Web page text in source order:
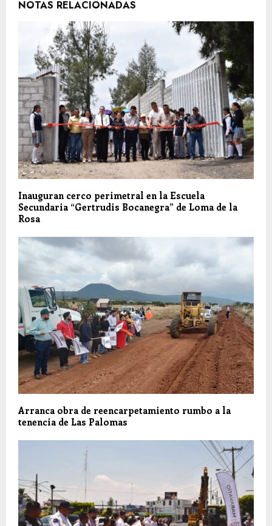
NOTAS RELACIONADAS
Inauguran cerco perimetral en la Escuela
Secundaria “Gertrudis Bocanegra” de Loma de la
Rosa
Arranca obra de reencarpetamiento rumbo a la
tenencia de Las Palomas